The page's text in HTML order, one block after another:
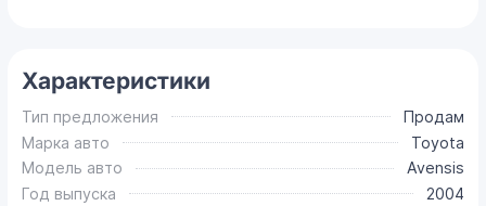
Характеристики
Тип предложения
Продам
Марка авто
Toyota
Модель авто
Avensis
Год выпуска
2004